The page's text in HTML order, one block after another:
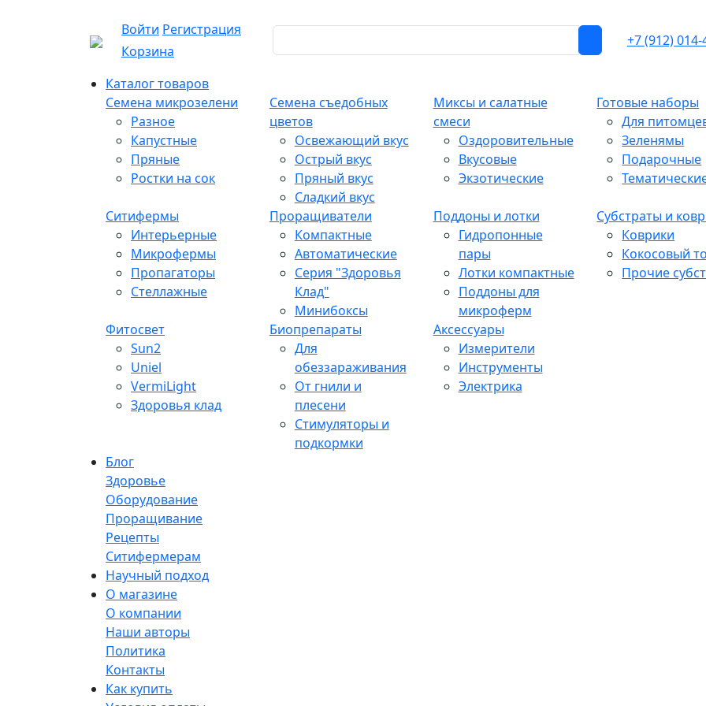
Войти Регистрация
Корзина
+7 (912) 014-
Каталог товаров
Семена микрозелени
Разное
Капустные
Пряные
Ростки на сок
Семена съедобных
цветов
Освежающий вкус
Острый вкус
Пряный вкус
Сладкий вкус
Миксы и салатные
смеси
Оздоровительные
Вкусовые
Экзотические
Готовые наборы
Для
Зеленямы
Подарочные
Ситифермы
Интерьерные
Микрофермы
Пропагаторы
Стеллажные
Проращиватели
Компактные
Автоматические
Серия "Здоровья
Клад"
Минибоксы
Поддоны и лотки
Гидропонные
пары
Лотки компактные
Поддоны для
микроферм
Субстраты и
Коврики
Кокосовый
Прочие
Фитосвет
Sun2
Uniel
VermiLight
Здоровья клад
Биопрепараты
Для
обеззараживания
От гнили и
плесени
Стимуляторы и
подкормки
Аксессуары
Измерители
Инструменты
Электрика
Блог
Здоровье
Оборудование
Проращивание
Рецепты
Ситифермерам
Научный подход
О магазине
О компании
Наши авторы
Политика
Контакты
Как купить